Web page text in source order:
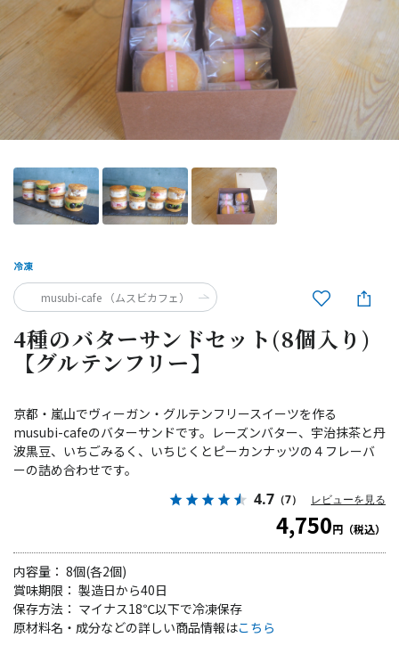
4種のバターサンドセット(8個入り)
【グルテンフリー】
京都・嵐山でヴィーガン・グルテンフリースイーツを作る
musubi-cafeのバターサンドです。レーズンバター、宇治抹茶と丹
波黒豆、いちごみるく、いちじくとピーカンナッツの４フレーバ
ーの詰め合わせです。
4.7 （7） レビューを見る
4,750円（税込）
内容量： 8個(各2個)
賞味期限： 製造日から40日
保存方法： マイナス18℃以下で冷凍保存
原材料名・成分などの詳しい商品情報はこちら
musubi-cafe （ムスビカフェ）